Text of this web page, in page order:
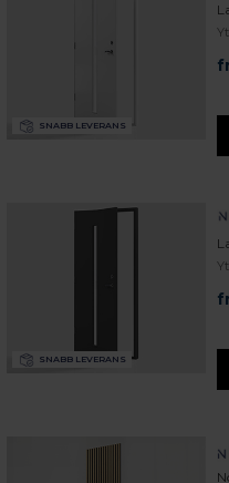
fokus på kvalitet,
SNABB LEVERANS
SNABB LEVERANS